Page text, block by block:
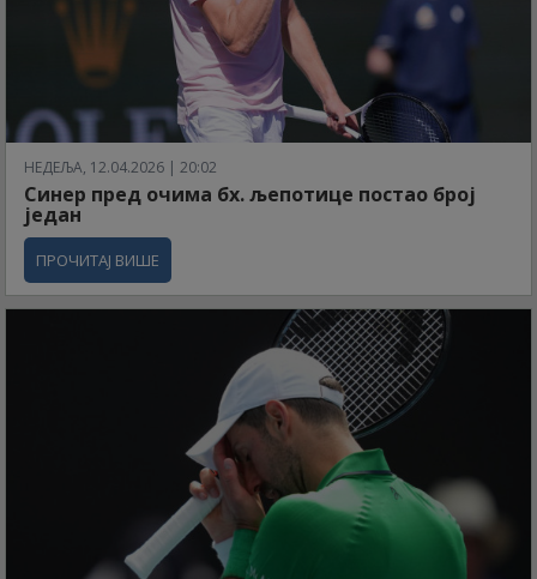
НЕДЕЉА, 12.04.2026 | 20:02
Синер пред очима бх. љепотице постао број
један
ПРОЧИТАЈ ВИШЕ